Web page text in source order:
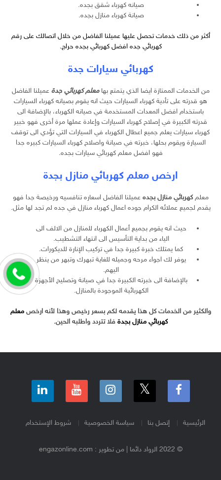
صيانه كهرباء شقق بجده.
صيانة كهرباء منازل بجده.
أكثر من ذلك خدمات تحصل عليها عميلنا الفاضل من خلال اتصالك على رقم
كهربائي جده افضل كهربائي بجده حراج.
كهربائي سيارات جدة
من الخدمات الممتازة ايضا الذي يتمتع بهامعلم كهربائي جدة عميلنا الفاضل
هو قدرته على تأدية كهرباء السيارات حيث انه يقوم بصيانه كهرباء السيارات
باستخدام افضل المعدات المستخدمة في صيانه الكهرباء، بالإضافة الى
قدرته الكبيرة في إصلاح كهرباء السيارات وإعادة عملها مرة أخرى فهو خبير
كهرباء سيارات يعلم جميع اعطال الكهرباء في السيارات التي تؤدي الى توقف
السيارة ويقوم بحلها، خبرته في صيانة واصلاح كهرباء السيارات كبيره جدا
فهو افضل معلم كهربائي سيارات بجده.
ارخص معلم كهربائي منازل بجدة
معلمكهربائي منازل بجده عميلنا الفاضل اسعاره تنافسيه ورخيصة جدا فهو
يقدم لجميع عملائه الكرام جوده اعمال كهرباء منازل في جده لم تجد لها مثل.
حيث انه يقوم بجميع أعمال الكهرباء للمنازل من الالف الى
الياء من بداية التأسيس الى انتهاء التشطيب.
كما يمتلك خبرة كبيرة جدا في تركيب الإنارة للديكورات.
يوفر لك اجواء مرحه وجميله للغاية تبهرك وتبهر من ينظر
اليهم.
بالإضافة الى خبرته الكبيرة جدا في صيانة وتصليح الأجهزة
الكهربائية الموجودة بالمنازل.
والكثير من الخدمات كل هذا يقدمه لكم بسعر رخيص وهذا لأنه ارخصمعلم
كهربائي منازل بجدة فلا تتردد واطلبه الحين.
الرئيسية إتصل بنا سياسة الخصوصية شروط الإستخدام
© 2022 الرواد دائما | من تطوير : engazonline.com